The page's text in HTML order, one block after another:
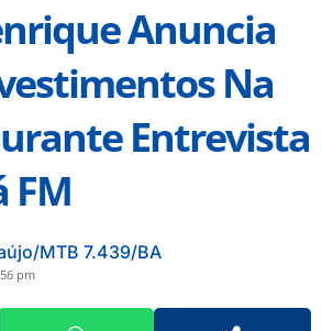
Anuncia
Na
Entrevista
FM
MTB 7.439/BA
pm